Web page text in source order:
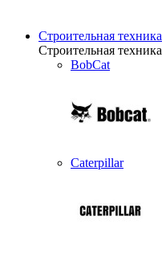
Строительная техника
Строительная техника
BobCat
Caterpillar